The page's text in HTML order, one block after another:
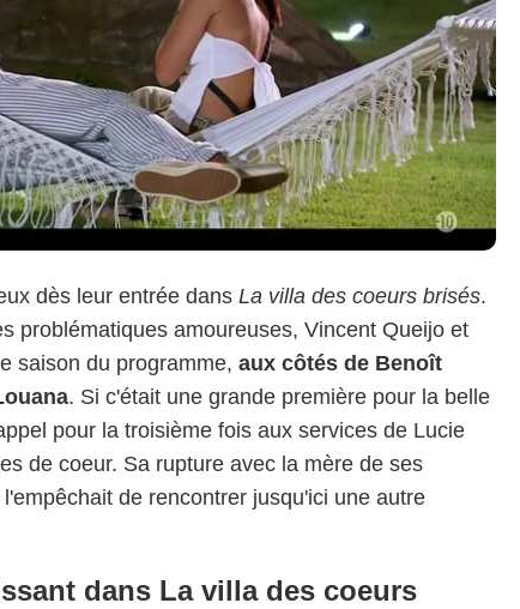
dès leur entrée dans La villa des coeurs brisés.
problématiques amoureuses, Vincent Queijo et
saison du programme, aux côtés de Benoît
. Si c'était une grande première pour la belle
pour la troisième fois aux services de Lucie
de coeur. Sa rupture avec la mère de ses
de rencontrer jusqu'ici une autre
dans La villa des coeurs